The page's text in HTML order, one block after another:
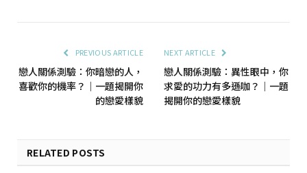
PREVIOUS ARTICLE
戀人關係測驗：你暗戀的人，
喜歡你的機率？｜一題揭開你
的戀愛樣貌
NEXT ARTICLE
戀人關係測驗：異性眼中，你
求愛的功力有多遜咖？｜一題
揭開你的戀愛樣貌
RELATED POSTS